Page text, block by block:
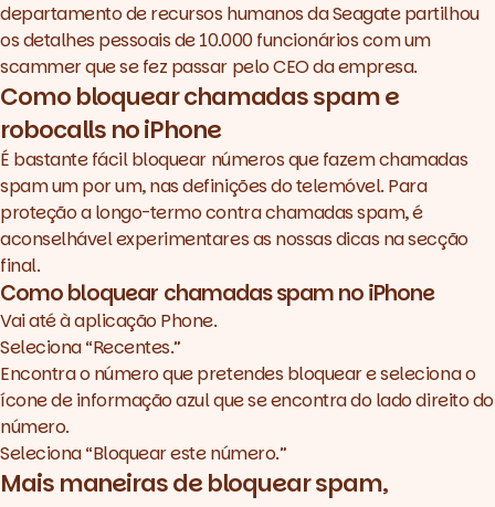
Aprende a detetar spam
departamento de recursos humanos da Seagate partilhou
os detalhes pessoais de 10.000 funcionários com um
scammer que se fez passar pelo CEO da empresa.
Como bloquear chamadas spam e
robocalls no iPhone
É bastante fácil bloquear números que fazem chamadas
spam um por um, nas definições do telemóvel. Para
proteção a longo-termo contra chamadas spam, é
aconselhável experimentares as nossas dicas na secção
final.
Como bloquear chamadas spam no iPhone
Vai até à aplicação Phone.
Seleciona “Recentes.”
Encontra o número que pretendes bloquear e seleciona o
ícone de informação azul que se encontra do lado direito do
número.
Seleciona “Bloquear este número.”
Mais maneiras de bloquear spam,